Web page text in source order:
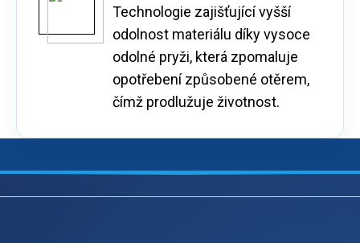
Technologie zajišťující vyšší
odolnost materiálu díky vysoce
odolné pryži, která zpomaluje
opotřebení způsobené otěrem,
čímž prodlužuje životnost.
Z